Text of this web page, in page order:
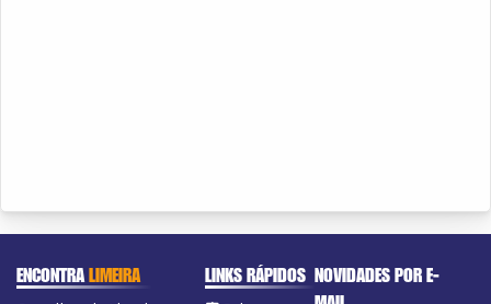
ENCONTRALIMEIRA LINKS RÁPIDOS NOVIDADES POR E-